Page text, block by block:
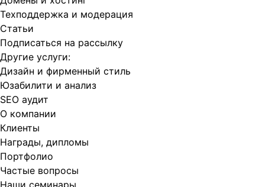
Техподдержка и модерация
Статьи
Подписаться на рассылку
Другие услуги:
Дизайн и фирменный стиль
Юзабилити и анализ
SEO аудит
О компании
Клиенты
Награды, дипломы
Портфолио
Частые вопросы
Наши семинары